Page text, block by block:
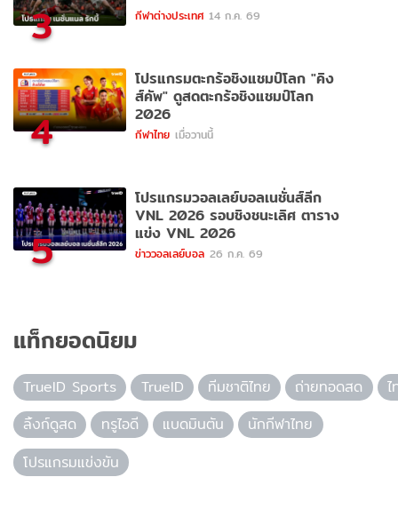
3 กีฬาต่างประเทศ 14 ก.ค. 69
4
โปรแกรมตะกร้อชิงแชมป์โลก "คิง
ส์คัพ" ดูสดตะกร้อชิงแชมป์โลก
2026
กีฬาไทย เมื่อวานนี้
5
โปรแกรมวอลเลย์บอลเนชั่นส์ลีก
VNL 2026 รอบชิงชนะเลิศ ตาราง
แข่ง VNL 2026
ข่าววอลเลย์บอล 26 ก.ค. 69
แท็กยอดนิยม
TrueID Sports TrueID ทีมชาติไทย ถ่ายทอดสด
ลิ้งก์ดูสด
ทรูไอดี แบดมินตัน
นักกีฬาไทย
โปรแกรมแข่งขัน